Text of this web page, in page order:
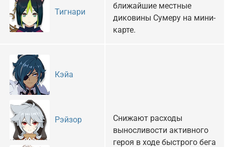
Тигнари
ближайшие местные
диковины Сумеру на мини-
карте.
Кэйа
Рэйзор
Снижают расходы
выносливости активного
героя в ходе быстрого бега